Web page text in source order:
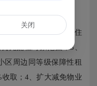
大住房救助对象。
物配租方式，解决住
先配租对象范围；3、
区周边同等级保障性租
取；4、扩大减免物业
关闭